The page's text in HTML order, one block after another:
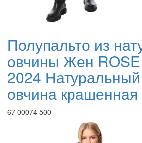
Полупальто из
овчины Жен
2024
овчина крашенная
67 00074 500